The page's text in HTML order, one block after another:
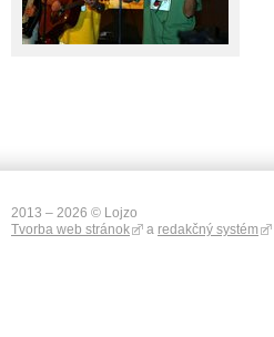
2013 – 2026 © Lojzo
Tvorba web stránok
a redakčný systém